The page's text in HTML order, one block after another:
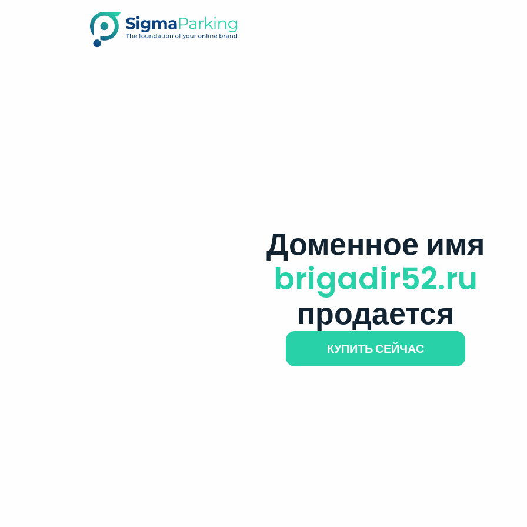
Доменное имя
brigadir52.ru
продается
КУПИТЬ СЕЙЧАС